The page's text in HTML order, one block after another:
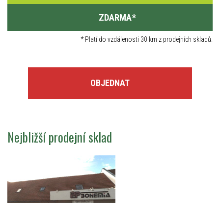
ZDARMA*
*Platí do vzdálenosti 30 km z prodejních skladů.
OBJEDNAT
Nejbližší prodejní sklad